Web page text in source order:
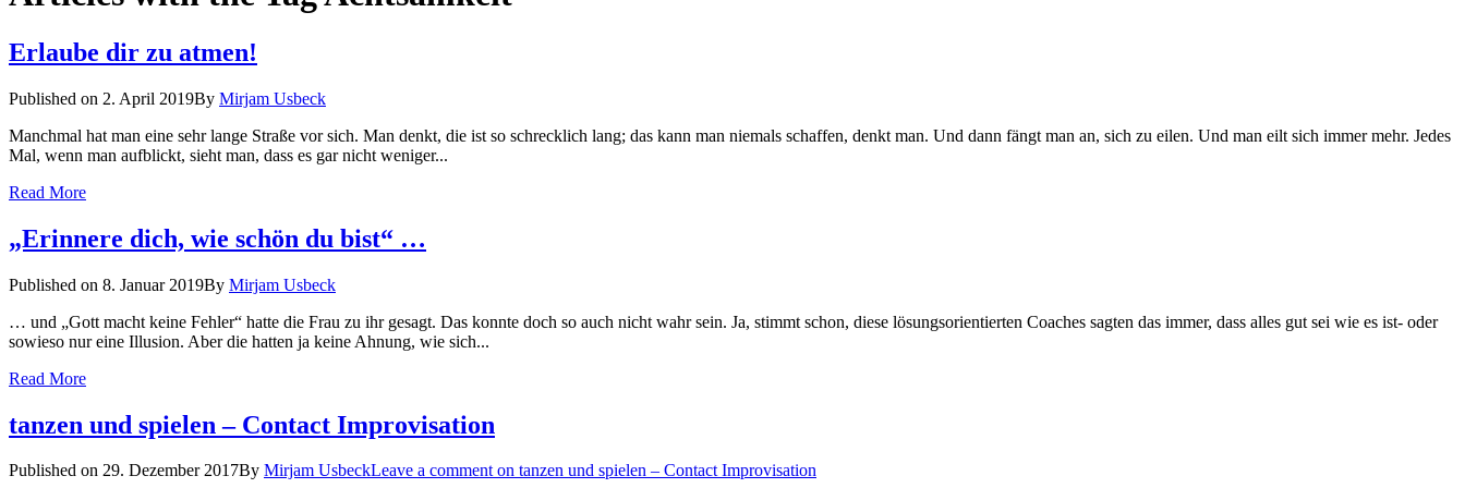
Erlaube dir zu atmen!
Published on 2. April 2019By Mirjam Usbeck
Manchmal hat man eine sehr lange Straße vor sich. Man denkt, die ist so schrecklich lang; das kann man niemals schaffen, denkt man. Und dann fängt man an, sich zu eilen. Und man eilt sich immer mehr. Jedes
Mal, wenn man aufblickt, sieht man, dass es gar nicht weniger...
Read More
„Erinnere dich, wie schön du bist“ …
Published on 8. Januar 2019By Mirjam Usbeck
… und „Gott macht keine Fehler“ hatte die Frau zu ihr gesagt. Das konnte doch so auch nicht wahr sein. Ja, stimmt schon, diese lösungsorientierten Coaches sagten das immer, dass alles gut sei wie es ist- oder
sowieso nur eine Illusion. Aber die hatten ja keine Ahnung, wie sich...
Read More
tanzen und spielen – Contact Improvisation
Published on 29. Dezember 2017By Mirjam UsbeckLeave a commenton tanzen und spielen – Contact Improvisation